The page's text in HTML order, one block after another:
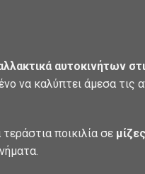
αυτοκινήτων
να καλύπτει άμεσα τις
ποικιλία σε μίζες